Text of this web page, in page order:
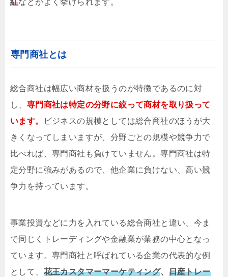
紅などがよく挙げられます。
専門商社とは
総合商社は幅広い商材を扱うのが特徴であるのに対
し、 専門商社は特定の分野に絞って商材を取り扱って
います。
ビジネスの規模としては総合商社のほうが大
きくなってしまいますが、分野ごとの規模や競争力で
比べれば、専門商社も負けていません。専門商社は特
定分野に強みがあるので、他企業に負けない、高い競
争力を持っています。
事業投資などに力を入れている総合商社と違い、今ま
で同じくトレーディングや金融業が業務の中心となっ
ています。専門商社と呼ばれている企業の代表的な例
として、 花王カスタマーマーケティング、 日産トレー